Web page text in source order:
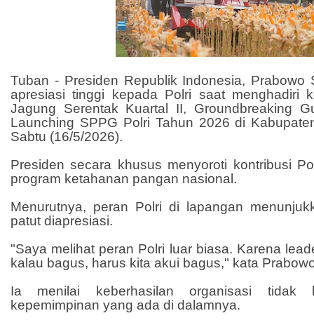
Tuban - Presiden Republik Indonesia, Prabowo
apresiasi tinggi kepada Polri saat menghadiri
Jagung Serentak Kuartal II, Groundbreaking
Launching SPPG Polri Tahun 2026 di
Sabtu (16/5/2026).
Presiden secara khusus menyoroti kontribusi
program ketahanan pangan nasional.
Menurutnya, peran Polri di lapangan
patut diapresiasi.
"Saya melihat peran Polri luar biasa. Karena
kalau bagus, harus kita akui bagus," kata
Ia menilai keberhasilan organisasi tidak
kepemimpinan yang ada di dalamnya.